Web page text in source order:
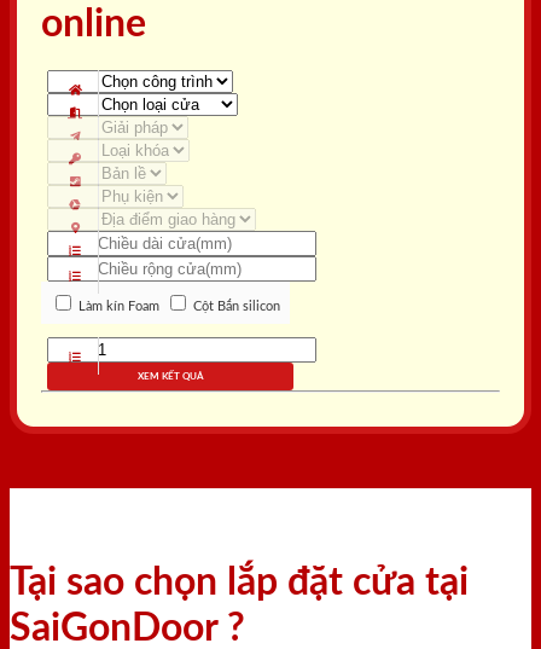
online
Làm kín Foam Cột Bắn silicon
XEM KẾT QUẢ
Tại sao chọn lắp đặt cửa tại
SaiGonDoor ?